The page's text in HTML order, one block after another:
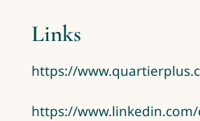
Links
https://
https://